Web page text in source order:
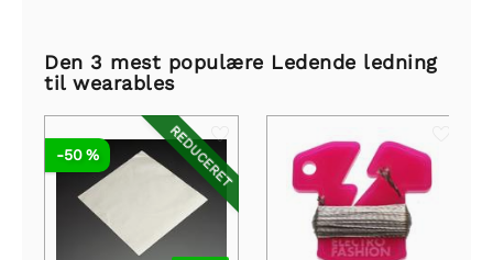
Den 3 mest populære Ledende ledning
til wearables
REDUCERET
-50 %